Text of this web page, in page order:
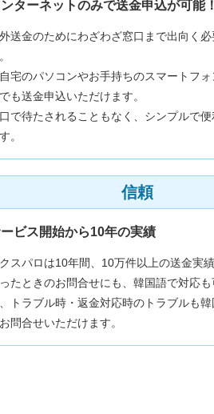
ターネットのみで送金申込が可能！
送金のためにわざわざ窓口まで出向く
宅のパソコンやお手持ちのスマートフ
も送金申込いただけます。
で待たされることもなく、シンプルで便
。
信頼
ビス開始から10年の実績
スパロは10年間、10万件以上の送金実績
たときのお問合せにも、韓国語で対応
トラブル時・返金対応時のトラブルも
問合せいただけます。